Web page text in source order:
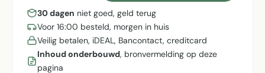
30 dagen niet goed, geld terug
Voor 16:00 besteld, morgen in huis
Veilig betalen, iDEAL, Bancontact, creditcard
Inhoud onderbouwd, bronvermelding op deze
pagina